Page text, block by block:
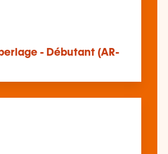
- Débutant (AR-